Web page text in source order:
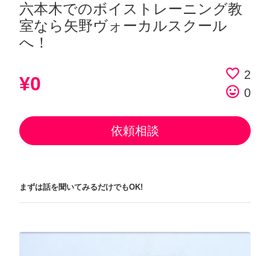
六本木でのボイストレーニング教
室なら矢野ヴォーカルスクール
へ！
¥0 favorite_border 2
tag_faces 0
依頼相談
まずは話を聞いてみるだけでもOK!